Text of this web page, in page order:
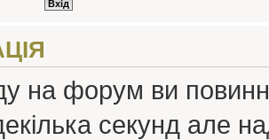
на форум ви
секунд але